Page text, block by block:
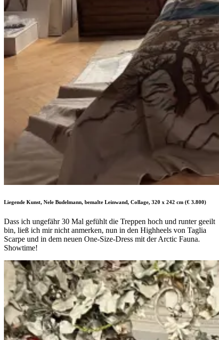
Liegende Kunst, Nele Budelmann, bemalte Leinwand, Collage, 320 x 242 cm (€ 3.800)
Dass ich ungefähr 30 Mal gefühlt die Treppen hoch und runter geeilt
bin, ließ ich mir nicht anmerken, nun in den Highheels von Taglia
Scarpe und in dem neuen One-Size-Dress mit der Arctic Fauna.
Showtime!